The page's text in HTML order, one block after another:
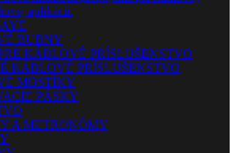
aplikácii.
BUBNY
KÁBLOVÉ PRÍSLUŠENSTVO
KÁBLOVÉ PRÍSLUŠENSTVO
MOSTÍKY
PÁSKY
A METRONÓMY